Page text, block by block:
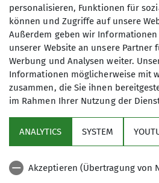
Mehrseillängenkurs
01.04.2023
Andere Themen
Familiengruppe Gruppen
personalisieren, Funktionen für
können und Zugriffe auf unsere
Außerdem geben wir
unserer Website an unsere Partner
Werbung und Analysen weiter.
Informationen möglicherweise mit
zusammen, die Sie ihnen
im Rahmen Ihrer Nutzung der
ANALYTICS SYSTEM
Akzeptieren (Übertragung von